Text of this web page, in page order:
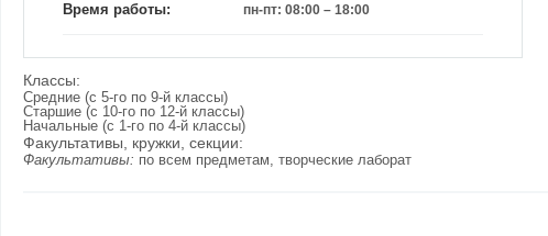
Время работы: пн-пт: 08:00 – 18:00
Классы:
Средние (с 5-го по 9-й классы)
Старшие (с 10-го по 12-й классы)
Начальные (с 1-го по 4-й классы)
Факультативы, кружки, секции:
Факультативы: по всем предметам, творческие лаборат